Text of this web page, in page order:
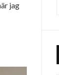
jag